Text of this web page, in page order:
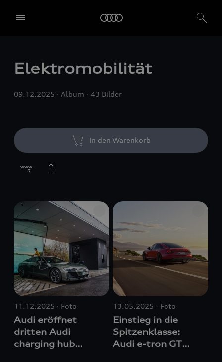
Elektromobilität
09.12.2025 Album 43 Bilder
In den Warenkorb
11.12.2025 Foto
Audi eröffnet
dritten Audi
charging hub
13.05.2025 Foto
Einstieg in die
Spitzenklasse:
Audi e-tron GT